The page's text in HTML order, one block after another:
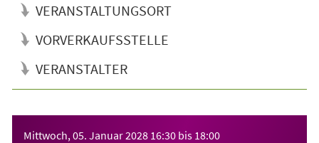
VERANSTALTUNGSORT
VORVERKAUFSSTELLE
VERANSTALTER
Mittwoch, 05. Januar 2028 16:30 bis 18:00